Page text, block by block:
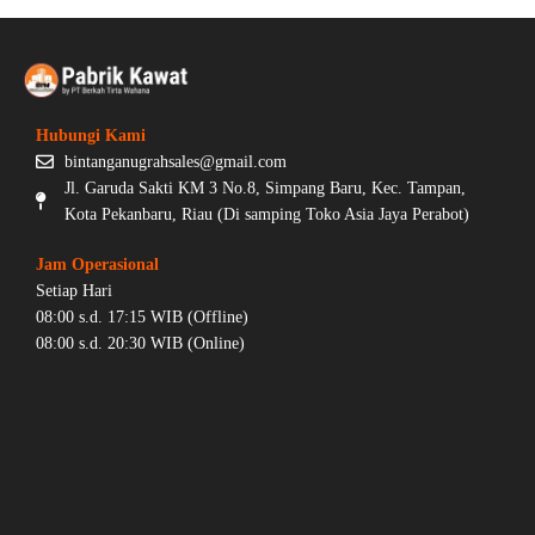
Hubungi Kami
bintanganugrahsales@gmail.com
Jl. Garuda Sakti KM 3 No.8, Simpang Baru, Kec. Tampan,
Kota Pekanbaru, Riau (Di samping Toko Asia Jaya Perabot)
Jam Operasional
Setiap Hari
08:00 s.d. 17:15 WIB (Offline)
08:00 s.d. 20:30 WIB (Online)